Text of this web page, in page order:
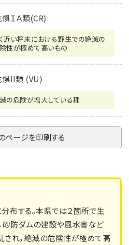
ＩＡ類(CR)
近い将来における野⽣での絶滅の
性が極めて⾼いもの
惧II類 (VU)
の危険が増大している種
ページを印刷する
布する。本県では２箇所で生
砂防ダムの建設や風水害など
され，絶滅の危険性が極めて高